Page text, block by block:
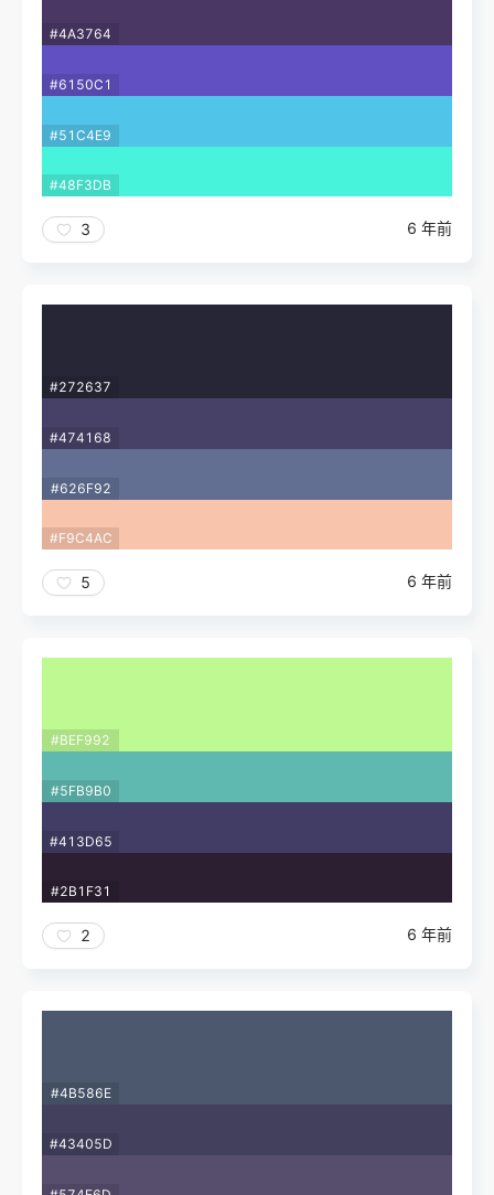
#4A3764
#6150C1
#51C4E9
#48F3DB
3 6 年前
#272637
#474168
#626F92
#F9C4AC
5 6 年前
#BEF992
#5FB9B0
#413D65
#2B1F31
2 6 年前
#4B586E
#43405D